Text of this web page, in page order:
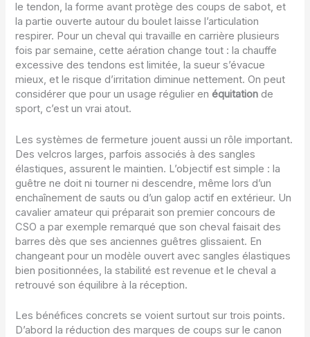
le tendon, la forme avant protège des coups de sabot, et
la partie ouverte autour du boulet laisse l’articulation
respirer. Pour un cheval qui travaille en carrière plusieurs
fois par semaine, cette aération change tout : la chauffe
excessive des tendons est limitée, la sueur s’évacue
mieux, et le risque d’irritation diminue nettement. On peut
considérer que pour un usage régulier enéquitation de
sport, c’est un vrai atout.
Les systèmes de fermeture jouent aussi un rôle important.
Des velcros larges, parfois associés à des sangles
élastiques, assurent le maintien. L’objectif est simple : la
guêtre ne doit ni tourner ni descendre, même lors d’un
enchaînement de sauts ou d’un galop actif en extérieur. Un
cavalier amateur qui préparait son premier concours de
CSO a par exemple remarqué que son cheval faisait des
barres dès que ses anciennes guêtres glissaient. En
changeant pour un modèle ouvert avec sangles élastiques
bien positionnées, la stabilité est revenue et le cheval a
retrouvé son équilibre à la réception.
Les bénéfices concrets se voient surtout sur trois points.
D’abord la réduction des marques de coups sur le canon